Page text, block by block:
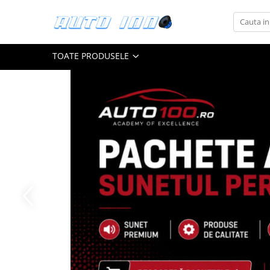
Covorase cauciuc auto dedicate
Accesorii Sisteme Audio
TOATE PRODUSELE